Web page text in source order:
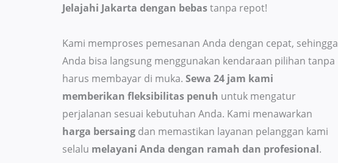
Jelajahi Jakarta dengan bebastanpa repot!
Kami memproses pemesanan Anda dengan cepat, sehingga
Anda bisa langsung menggunakan kendaraan pilihan tanpa
harus membayar di muka. Sewa 24 jam kami
memberikan fleksibilitas penuh untuk mengatur
perjalanan sesuai kebutuhan Anda. Kami menawarkan
harga bersaing dan memastikan layanan pelanggan kami
selalu melayani Anda dengan ramah dan profesional.